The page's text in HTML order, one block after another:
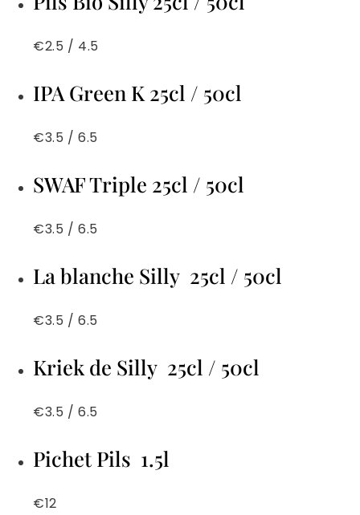
€2.5 / 4.5
IPA Green K 25cl / 50cl
€3.5 / 6.5
SWAF Triple 25cl / 50cl
€3.5 / 6.5
La blanche Silly 25cl / 50cl
€3.5 / 6.5
Kriek de Silly 25cl / 50cl
€3.5 / 6.5
Pichet Pils 1.5l
€12